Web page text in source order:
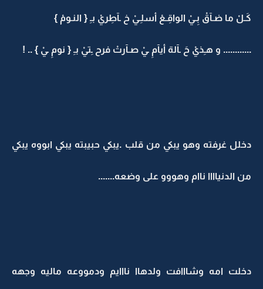
كَـلْ ما ضـآقْ بِـيْ الواقِـعْ أسلِـيْ خ ـآطِريْ بـِ { النـومْ }
............ و هـِذيْ حَ ـآلة أيآمِ ـيْ صـآرتْ فرح ـِتيْ بـِ { نومِ ـيْ } .. !
دخلل غرفته وهو يبكي من قلب .يبكي حبيبته يبكي ابووه يبكي
من الدنياااا ناام وهووو على وضعه.......
دخلت امه وشااافت ولدهاا نااايم ودمووعه ماليه وجهه